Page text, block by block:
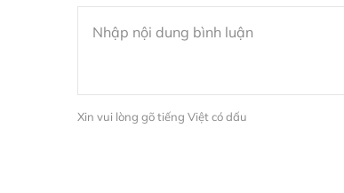
Xin vui lòng gõ tiếng Việt có dấu